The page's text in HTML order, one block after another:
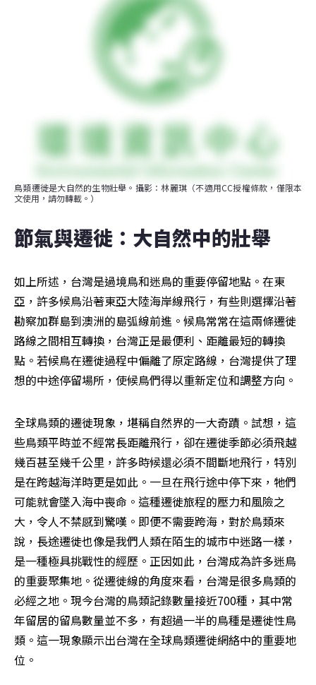
鳥類遷徙是大自然的生物壯舉。攝影：林麗琪（不適用CC授權條款，僅限本
文使用，請勿轉載。）
節氣與遷徙：大自然中的壯舉
如上所述，台灣是過境鳥和迷鳥的重要停留地點。在東
亞，許多候鳥沿著東亞大陸海岸線飛行，有些則選擇沿著
勘察加群島到澳洲的島弧線前進。候鳥常常在這兩條遷徙
路線之間相互轉換，台灣正是最便利、距離最短的轉換
點。若候鳥在遷徙過程中偏離了原定路線，台灣提供了理
想的中途停留場所，使候鳥們得以重新定位和調整方向。
全球鳥類的遷徙現象，堪稱自然界的一大奇蹟。試想，這
些鳥類平時並不經常長距離飛行，卻在遷徙季節必須飛越
幾百甚至幾千公里，許多時候還必須不間斷地飛行，特別
是在跨越海洋時更是如此。一旦在飛行途中停下來，牠們
可能就會墜入海中喪命。這種遷徙旅程的壓力和風險之
大，令人不禁感到驚嘆。即便不需要跨海，對於鳥類來
說，長途遷徙也像是我們人類在陌生的城市中迷路一樣，
是一種極具挑戰性的經歷。正因如此，台灣成為許多迷鳥
的重要聚集地。從遷徙線的角度來看，台灣是很多鳥類的
必經之地。現今台灣的鳥類記錄數量接近700種，其中常
年留居的留鳥數量並不多，有超過一半的鳥種是遷徙性鳥
類。這一現象顯示出台灣在全球鳥類遷徙網絡中的重要地
位。